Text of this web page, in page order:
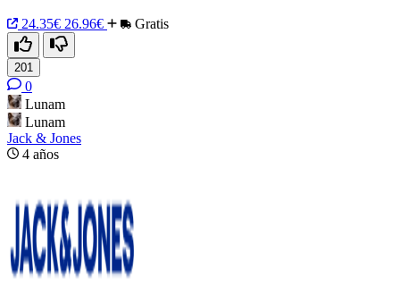
24.35€ 26.96€ Gratis
201
0
Lunam
Lunam
Jack & Jones
4 años